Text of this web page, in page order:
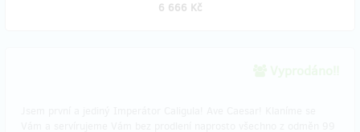
6 666 Kč